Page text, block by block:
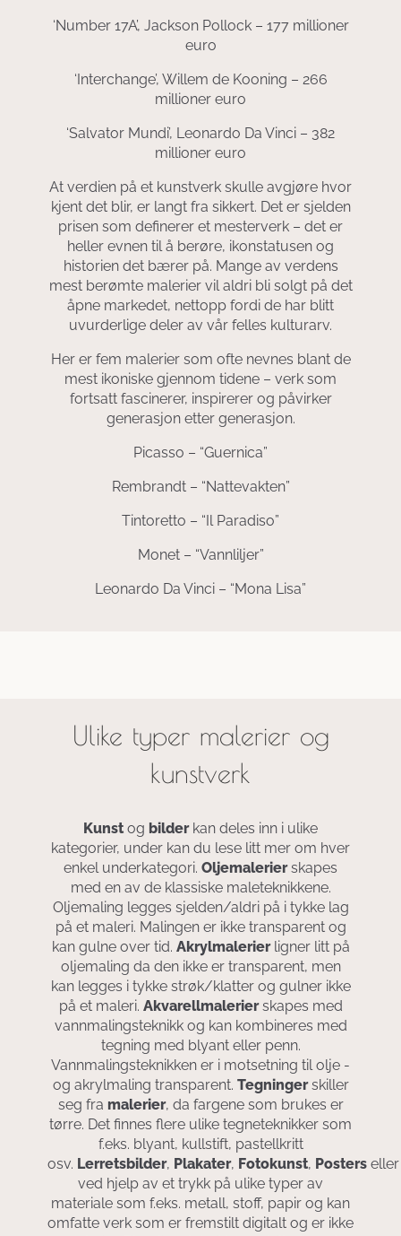
‘Number 17A’, Jackson Pollock – 177 millioner
euro
‘Interchange’, Willem de Kooning – 266
millioner euro
‘Salvator Mundi’, Leonardo Da Vinci – 382
millioner euro
At verdien på et kunstverk skulle avgjøre hvor
kjent det blir, er langt fra sikkert. Det er sjelden
prisen som definerer et mesterverk – det er
heller evnen til å berøre, ikonstatusen og
historien det bærer på. Mange av verdens
mest berømte malerier vil aldri bli solgt på det
åpne markedet, nettopp fordi de har blitt
uvurderlige deler av vår felles kulturarv.
Her er fem malerier som ofte nevnes blant de
mest ikoniske gjennom tidene – verk som
fortsatt fascinerer, inspirerer og påvirker
generasjon etter generasjon.
Picasso – “Guernica”
Rembrandt – “Nattevakten”
Tintoretto – “Il Paradiso”
Monet – “Vannliljer”
Leonardo Da Vinci – “Mona Lisa”
Ulike typer malerier og
kunstverk
Kunst og bilderkan deles inn i ulike
kategorier, under kan du lese litt mer om hver
enkel underkategori. Oljemalerierskapes
med en av de klassiske maleteknikkene.
Oljemaling legges sjelden/aldri på i tykke lag
på et maleri. Malingen er ikke transparent og
kan gulne over tid. Akrylmalerierligner litt på
oljemaling da den ikke er transparent, men
kan legges i tykke strøk/klatter og gulner ikke
på et maleri. Akvarellmalerierskapes med
vannmalingsteknikk og kan kombineres med
tegning med blyant eller penn.
Vannmalingsteknikken er i motsetning til olje -
og akrylmaling transparent. Tegningerskiller
seg fra malerier, da fargene som brukes er
tørre. Det finnes flere ulike tegneteknikker som
f.eks. blyant, kullstift, pastellkritt
osv. Lerretsbilder, Plakater, Fotokunst, Posters
ved hjelp av et trykk på ulike typer av
materiale som f.eks. metall, stoff, papir og kan
omfatte verk som er fremstilt digitalt og er ikke